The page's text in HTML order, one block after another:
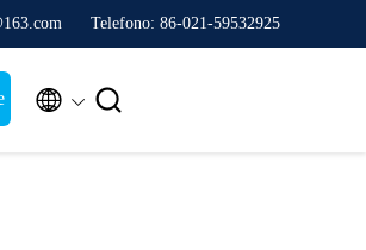
Telefono: 86-021-59532925
 